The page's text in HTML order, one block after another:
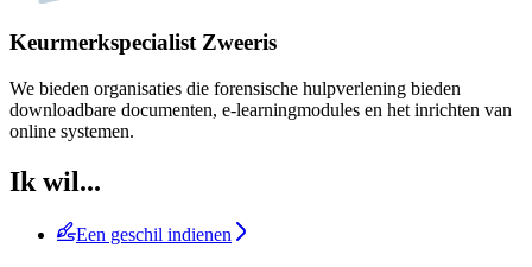
Keurmerkspecialist Zweeris
We bieden organisaties die forensische hulpverlening bieden
downloadbare documenten, e-learningmodules en het inrichten van
online systemen.
Ik wil...
Een geschil indienen